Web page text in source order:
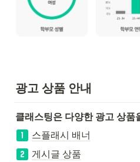
광고 상품 안내
클래스팅은 다양한 광고 상품
스플래시 배너
게시글 상품